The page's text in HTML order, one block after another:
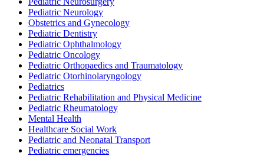
Pediatric Neurology
Obstetrics and Gynecology
Pediatric Dentistry
Pediatric Ophthalmology
Pediatric Oncology
Pediatric Orthopaedics and Traumatology
Pediatric Otorhinolaryngology
Pediatrics
Pediatric Rehabilitation and Physical Medicine
Pediatric Rheumatology
Mental Health
Healthcare Social Work
Pediatric and Neonatal Transport
Pediatric emergencies